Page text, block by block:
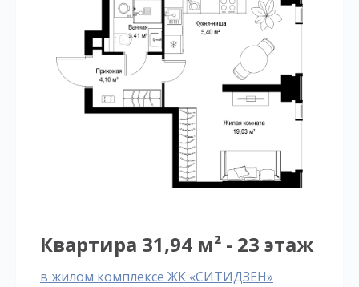
Квартира 31,94 м² - 23 этаж
в жилом комплексе ЖК «СИТИДЗЕН»